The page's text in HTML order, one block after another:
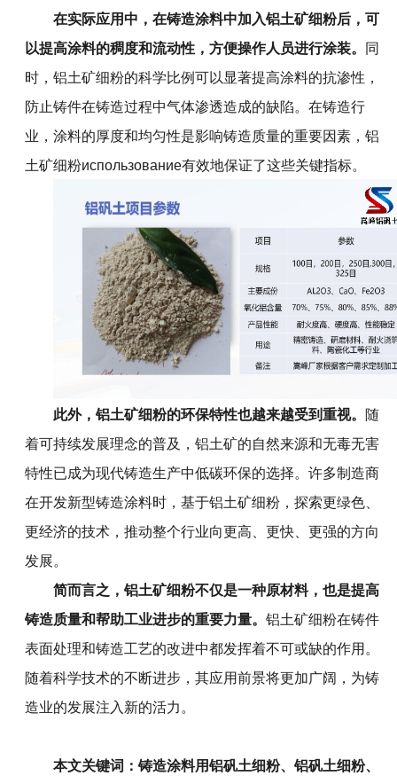
在实际应用中，在铸造涂料中加入铝土矿细粉后，可
以提高涂料的稠度和流动性，方便操作人员进行涂装。 同
时，铝土矿细粉的科学比例可以显著提高涂料的抗渗性，
防止铸件在铸造过程中气体渗透造成的缺陷。在铸造行
业，涂料的厚度和均匀性是影响铸造质量的重要因素，铝
土矿细粉использование有效地保证了这些关键指标。
此外，铝土矿细粉的环保特性也越来越受到重视。随
着可持续发展理念的普及，铝土矿的自然来源和无毒无害
特性已成为现代铸造生产中低碳环保的选择。许多制造商
在开发新型铸造涂料时，基于铝土矿细粉，探索更绿色、
更经济的技术，推动整个行业向更高、更快、更强的方向
发展。
简而言之，铝土矿细粉不仅是一种原材料，也是提高
铸造质量和帮助工业进步的重要力量。铝土矿细粉在铸件
表面处理和铸造工艺的改进中都发挥着不可或缺的作用。
随着科学技术的不断进步，其应用前景将更加广阔，为铸
造业的发展注入新的活力。
本文关键词：铸造涂料用铝矾土细粉、铝矾土细粉、